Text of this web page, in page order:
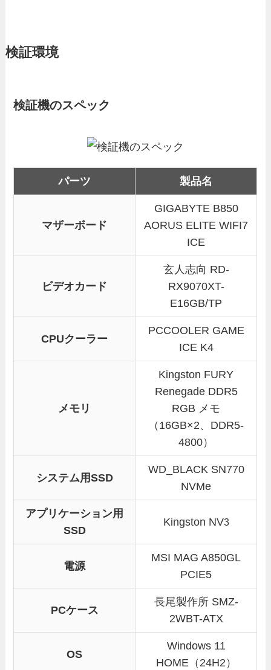
検証環境
検証機のスペック
パーツ 製品名
マザーボード
GIGABYTE B850
AORUS ELITE WIFI7
ICE
ビデオカード
玄人志向 RD-
RX9070XT-
E16GB/TP
CPUクーラー
PCCOOLER GAME
ICE K4
メモリ
Kingston FURY
Renegade DDR5
RGB メモ
（16GB×2、DDR5-
4800）
システム用SSD
WD_BLACK SN770
NVMe
アプリケーション用
SSD
Kingston NV3
電源
MSI MAG A850GL
PCIE5
PCケース
長尾製作所 SMZ-
2WBT-ATX
OS
Windows 11
HOME（24H2）